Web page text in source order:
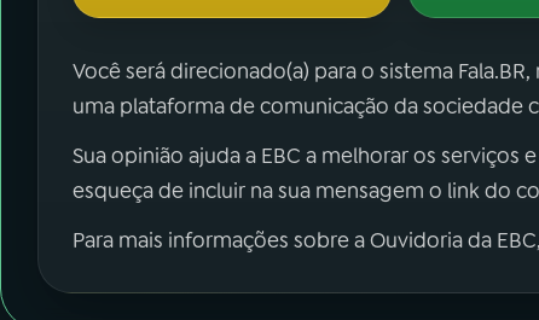
Você será direcionado(a) para o sistema
uma plataforma de comunicação da sociedade
Sua opinião ajuda a EBC a melhorar os
esqueça de incluir na sua mensagem o link do
Para mais informações sobre a Ouvidoria da